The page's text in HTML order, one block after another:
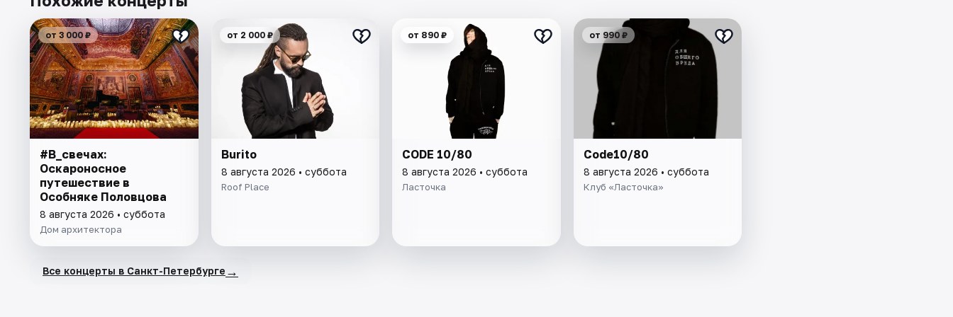
от 3 000 ₽
#В_свечах:
Оскароносное
путешествие в
Особняке Половцова
8 августа 2026 • суббота
Дом архитектора
от 2 000 ₽
Burito
8 августа 2026 • суббота
Roof Place
от 890 ₽
CODE 10/80
8 августа 2026 • суббота
Ласточка
от 990 ₽
Code10/80
8 августа 2026 • суббота
Клуб «Ласточка»
Все концерты в Санкт-Петербурге →